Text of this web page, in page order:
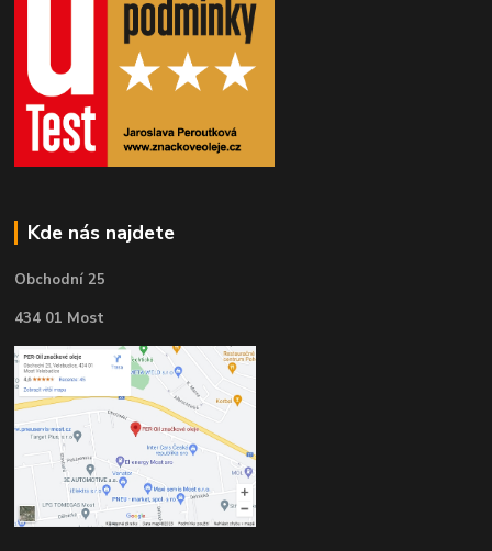
Kde nás najdete
Obchodní 25
434 01 Most